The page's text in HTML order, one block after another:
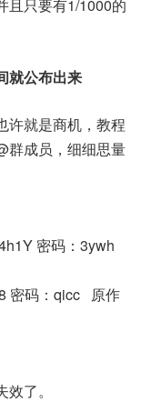
且只要有1/1000的
就公布出来
许就是商机，教程
群成员，细细思量
密码：3ywh
密码：qicc 原作
了。